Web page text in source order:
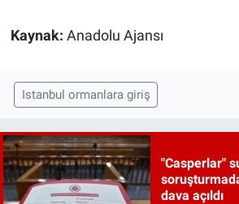
Kaynak: Anadolu Ajansı
Istanbul ormanlara giriş
"Casperlar"
dava açıldı